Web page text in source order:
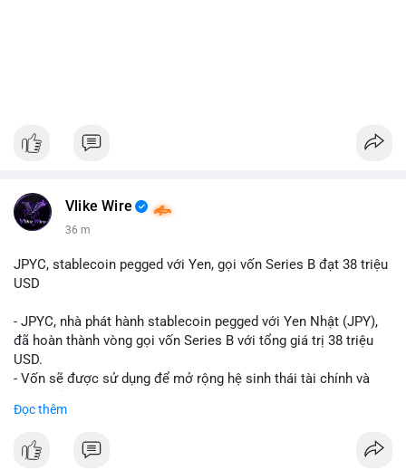
Vlike Wire
36 m
JPYC, stablecoin pegged với Yen, gọi vốn Series B đạt 38 triệu
USD
- JPYC, nhà phát hành stablecoin pegged với Yen Nhật (JPY),
đã hoàn thành vòng gọi vốn Series B với tổng giá trị 38 triệu
USD.
- Vốn sẽ được sử dụng để mở rộng hệ sinh thái tài chính và
- Mục tiêu là tăng tốc độ przyjęcie của token yen-pegged JPYC
- Đây là bước tiến quan trọng trong việc phát triển stablecoin
Đọc thêm